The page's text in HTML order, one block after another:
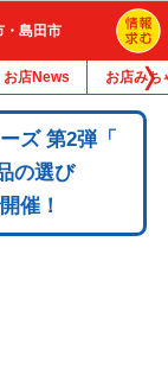
・島田市
お店News お店みち
ズ 第2弾「
の選び
催！